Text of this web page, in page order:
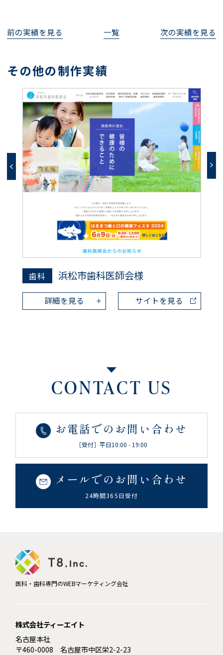
前の実績を見る 一覧 次の実績を見る
その他の制作実績
歯科 浜松市歯科医師会様
詳細を見る サイトを見る
CONTACT US
お電話でのお問い合わせ
［受付］平日10:00 - 19:00
メールでのお問い合わせ
24時間365日受付
医科・歯科専門のWEBマーケティング会社
株式会社ティーエイト
名古屋本社
〒460-0008 名古屋市中区栄2-2-23